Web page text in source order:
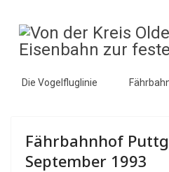
Die Vogelfluglinie
Fährbahnhof
September 1993